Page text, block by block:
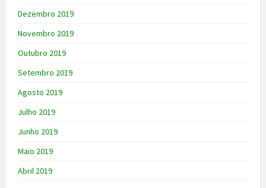
Dezembro 2019
Novembro 2019
Outubro 2019
Setembro 2019
Agosto 2019
Julho 2019
Junho 2019
Maio 2019
Abril 2019